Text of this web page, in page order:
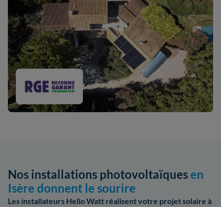
Nos installations photovoltaïquesen
Isère donnent le sourire
Les installateurs Hello Watt réalisent votre projet solaire à